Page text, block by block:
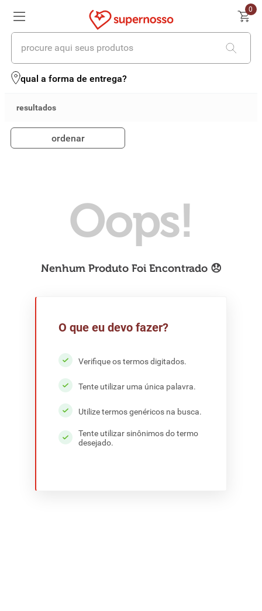
0
procure aqui seus produtos
qual a forma de entrega?
ordenar
Oops!
O que eu devo fazer?
Verifique os termos digitados.
Tente utilizar uma única palavra.
Utilize termos genéricos na busca.
Tente utilizar sinônimos do termo
desejado.
termos mais buscados
cafe
detergente